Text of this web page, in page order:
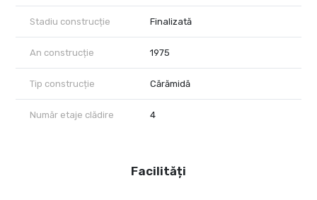
Stadiu construcție Finalizată
An construcție 1975
Tip construcție Cărămidă
Număr etaje clădire 4
Facilități